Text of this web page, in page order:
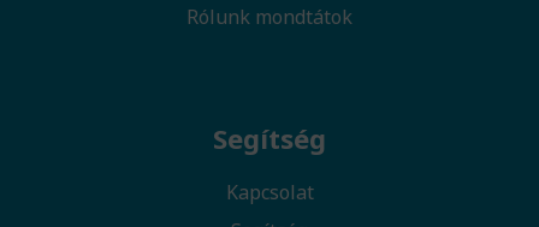
Rólunk mondtátok
Segítség
Kapcsolat